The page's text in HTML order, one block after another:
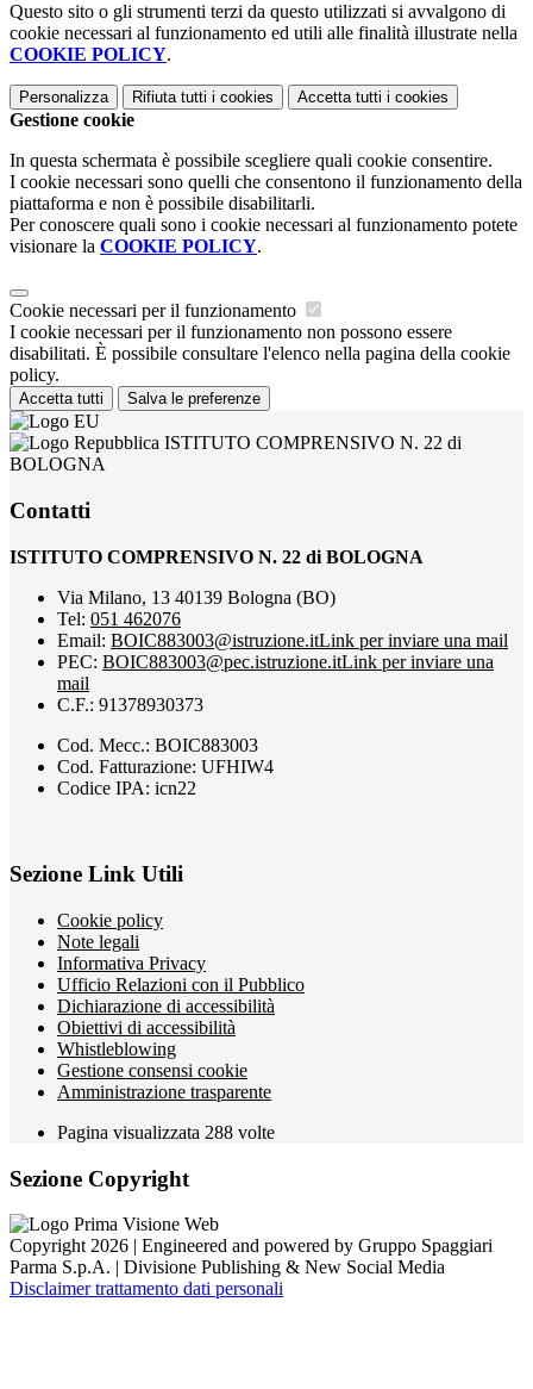
Questo sito o gli strumenti terzi da questo utilizzati si avvalgono di
cookie necessari al funzionamento ed utili alle finalità illustrate nella
COOKIE POLICY.
Personalizza Rifiuta tutti i cookies Accetta tutti i cookies
Gestione cookie
In questa schermata è possibile scegliere quali cookie consentire.
I cookie necessari sono quelli che consentono il funzionamento della
piattaforma e non è possibile disabilitarli.
Per conoscere quali sono i cookie necessari al funzionamento potete
visionare la COOKIE POLICY.
Cookie necessari per il funzionamento
I cookie necessari per il funzionamento non possono essere
disabilitati. È possibile consultare l'elenco nella pagina della cookie
policy.
Accetta tutti Salva le preferenze
ISTITUTO COMPRENSIVO N. 22 di
BOLOGNA
Contatti
ISTITUTO COMPRENSIVO N. 22 di BOLOGNA
Via Milano, 13 40139 Bologna (BO)
Tel: 051 462076
Email: BOIC883003@istruzione.itLink per inviare una mail
PEC: BOIC883003@pec.istruzione.itLink per inviare una
mail
C.F.: 91378930373
Cod. Mecc.: BOIC883003
Cod. Fatturazione: UFHIW4
Codice IPA: icn22
Sezione Link Utili
Cookie policy
Note legali
Informativa Privacy
Ufficio Relazioni con il Pubblico
Dichiarazione di accessibilità
Obiettivi di accessibilità
Whistleblowing
Gestione consensi cookie
Amministrazione trasparente
Pagina visualizzata 288 volte
Sezione Copyright
Copyright 2026 | Engineered and powered by Gruppo Spaggiari
Parma S.p.A. | Divisione Publishing & New Social Media
Disclaimer trattamento dati personali